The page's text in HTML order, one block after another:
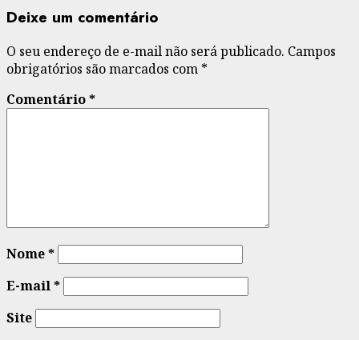
Deixe um comentário
O seu endereço de e-mail não será publicado. Campos
obrigatórios são marcados com *
Comentário*
Nome*
E-mail*
Site